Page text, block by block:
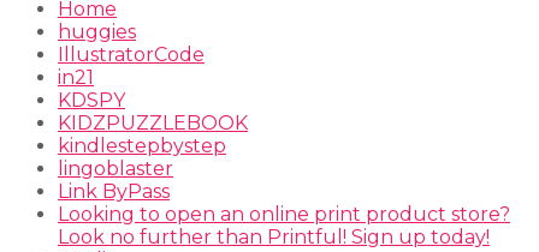
Home
huggies
IllustratorCode
in21
KDSPY
KIDZPUZZLEBOOK
kindlestepbystep
lingoblaster
Link ByPass
Looking to open an online print product store?
Look no further than Printful! Sign up today!